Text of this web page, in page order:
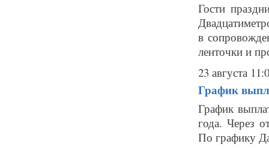
Гости
в
ленточки и
23 августа
График
График
года. Через
По графику